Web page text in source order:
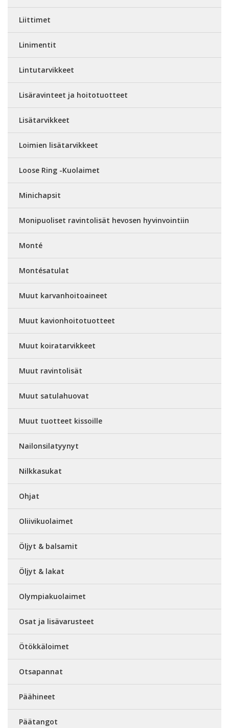
Liittimet
Linimentit
Lintutarvikkeet
Lisäravinteet ja hoitotuotteet
Lisätarvikkeet
Loimien lisätarvikkeet
Loose Ring -Kuolaimet
Minichapsit
Monipuoliset ravintolisät hevosen hyvinvointiin
Monté
Montésatulat
Muut karvanhoitoaineet
Muut kavionhoitotuotteet
Muut koiratarvikkeet
Muut ravintolisät
Muut satulahuovat
Muut tuotteet kissoille
Nailonsilatyynyt
Nilkkasukat
Ohjat
Oliivikuolaimet
Öljyt & balsamit
Öljyt & lakat
Olympiakuolaimet
Osat ja lisävarusteet
Ötökkäloimet
Otsapannat
Päähineet
Päätangot